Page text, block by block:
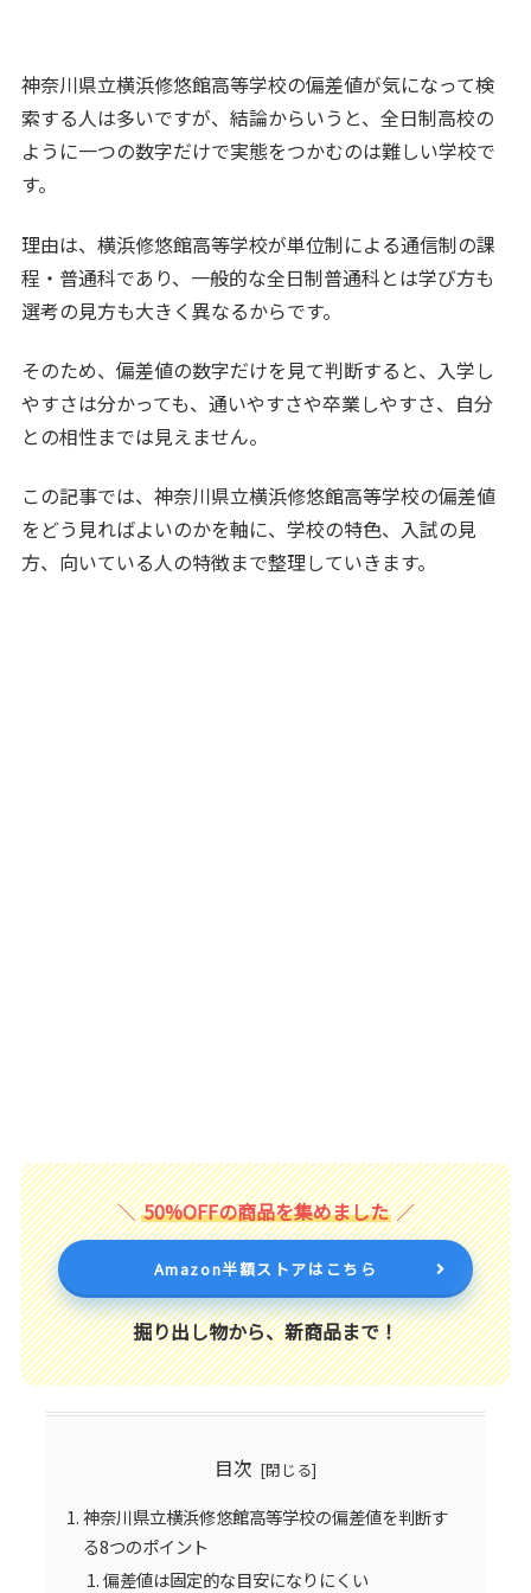
神奈川県立横浜修悠館高等学校の偏差値が気になって検
索する人は多いですが、結論からいうと、全日制高校の
ように一つの数字だけで実態をつかむのは難しい学校で
す。
理由は、横浜修悠館高等学校が単位制による通信制の課
程・普通科であり、一般的な全日制普通科とは学び方も
選考の見方も大きく異なるからです。
そのため、偏差値の数字だけを見て判断すると、入学し
やすさは分かっても、通いやすさや卒業しやすさ、自分
との相性までは見えません。
この記事では、神奈川県立横浜修悠館高等学校の偏差値
をどう見ればよいのかを軸に、学校の特色、入試の見
方、向いている人の特徴まで整理していきます。
50%OFFの商品を集めました
Amazon半額ストアはこちら
掘り出し物から、新商品まで！
目次
神奈川県立横浜修悠館高等学校の偏差値を判断す
る8つのポイント
偏差値は固定的な目安になりにくい